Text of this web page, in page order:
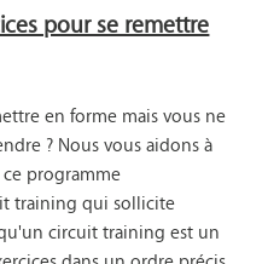
pour se remettre
en forme mais vous ne
? Nous vous aidons à
programme
training qui sollicite
circuit training est un